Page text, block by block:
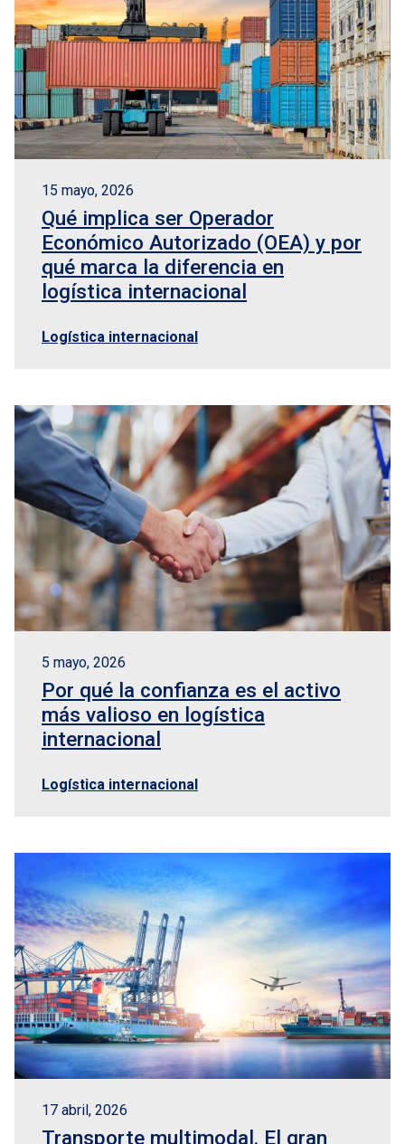
15 mayo, 2026
Qué implica ser Operador
Económico Autorizado (OEA) y por
qué marca la diferencia en
logística internacional
Logística internacional
5 mayo, 2026
Por qué la confianza es el activo
más valioso en logística
internacional
Logística internacional
17 abril, 2026
Transporte multimodal. El gran